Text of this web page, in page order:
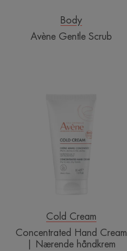
Body
Avène Gentle Scrub
|
Nærende
håndkrem
Cold Cream
Concentrated Hand Cream
| Nærende håndkrem